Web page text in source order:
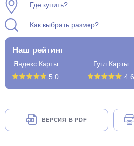
Где купить?
Как выбрать размер?
Наш рейтинг
Яндекс.Карты
5.0
Гугл.Карты
4.6
ВЕРСИЯ В PDF